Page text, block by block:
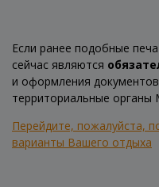
Если ранее подобные
сейчас являются
и оформления
территориальные органы
Перейдите, пожалуйста,
варианты Вашего отдыха